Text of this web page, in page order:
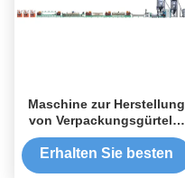
Maschine zur Herstellung
von Verpackungsgürteln,
Extrusionslinie für PET-
Gürtel mit einer Schraube
Erhalten Sie besten